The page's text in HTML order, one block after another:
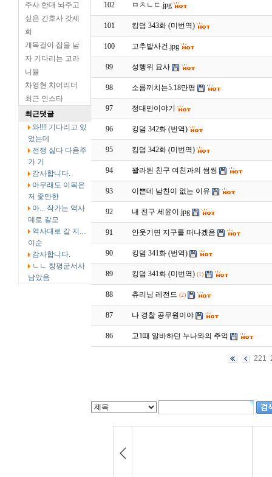
주사 한대 놔주고
싶은 간호사 갓세
희
개목걸이 잡을 남
자 기다리는 고라
니율
차영현 치어리더
최근 인스타
최근댓글
와!!!! 기다리고 있
었는데
전쟁 싫다 다음주
가 기
감사합니다.
아무래도 이목은
저 좇만한
아... 작가는 역사
데로 갈모
역사대로 갈 지....
이순
감사합니다.
ㄴㄴ 창평군서사
남았음
102 ㅁㅊㄴㄷ.jpg
101 킹덤 343화 (미번역)
100 고추밭사건.jpg
99 성행위 묘사
98 소름끼치는5.18만평
97 정대만이야기
96 킹덤 342화 (번역)
95 킹덤 342화 (미번역)
94 꽐라된 친구 여친과의 썸씽
93 이쁜데 남친이 없는 이유
92 내 친구 세윤이.jpg
91 안웃기면 지구를 떠나겠음
90 킹덤 341화 (번역)
89 킹덤 341화 (미번역) (1)
88 츄리닝 레전드 (2)
87 나 경찰 공무원이야
86 고1때 알바하던 누나와의 추억
221